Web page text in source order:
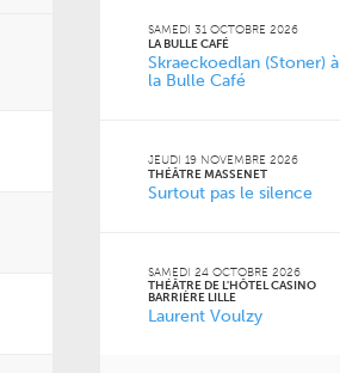
SAMEDI 31 OCTOBRE 2026
LA BULLE CAFÉ
Skraeckoedlan (Stoner) à
la Bulle Café
JEUDI 19 NOVEMBRE 2026
THÉÂTRE MASSENET
Surtout pas le silence
SAMEDI 24 OCTOBRE 2026
THÉÂTRE DE L'HÔTEL CASINO
BARRIÈRE LILLE
Laurent Voulzy